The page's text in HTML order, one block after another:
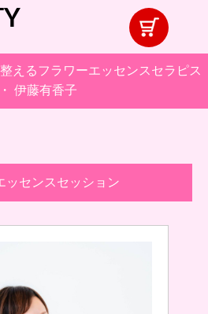
えるフラワーエッセンスセラピス
・ 伊藤有香子
ッセンスセッション